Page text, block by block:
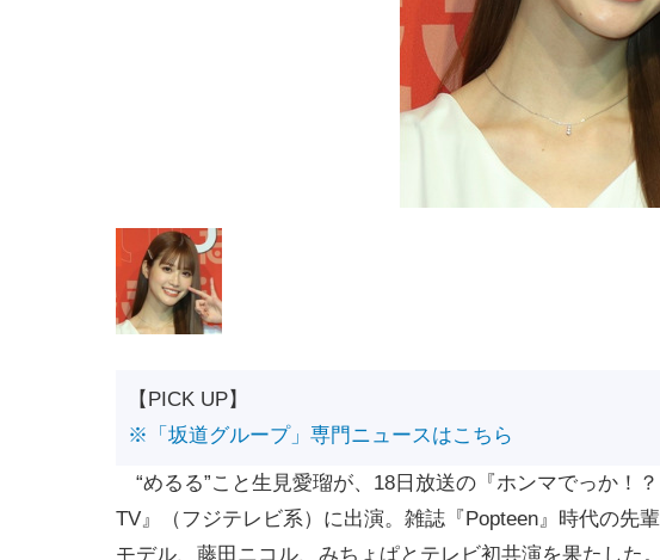
【PICK UP】
※「坂道グループ」専門ニュースはこちら
“めるる”こと生見愛瑠が、18日放送の『ホンマでっか！？
TV』（フジテレビ系）に出演。雑誌『Popteen』時代の先輩
モデル、藤田ニコル、みちょぱとテレビ初共演を果たした。